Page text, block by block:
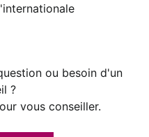
ou besoin d'un
?
vous conseiller.